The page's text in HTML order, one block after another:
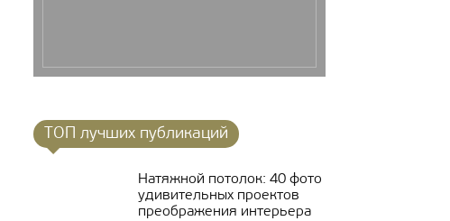
ТОП лучших публикаций
Натяжной потолок: 40 фото
удивительных проектов
преображения интерьера